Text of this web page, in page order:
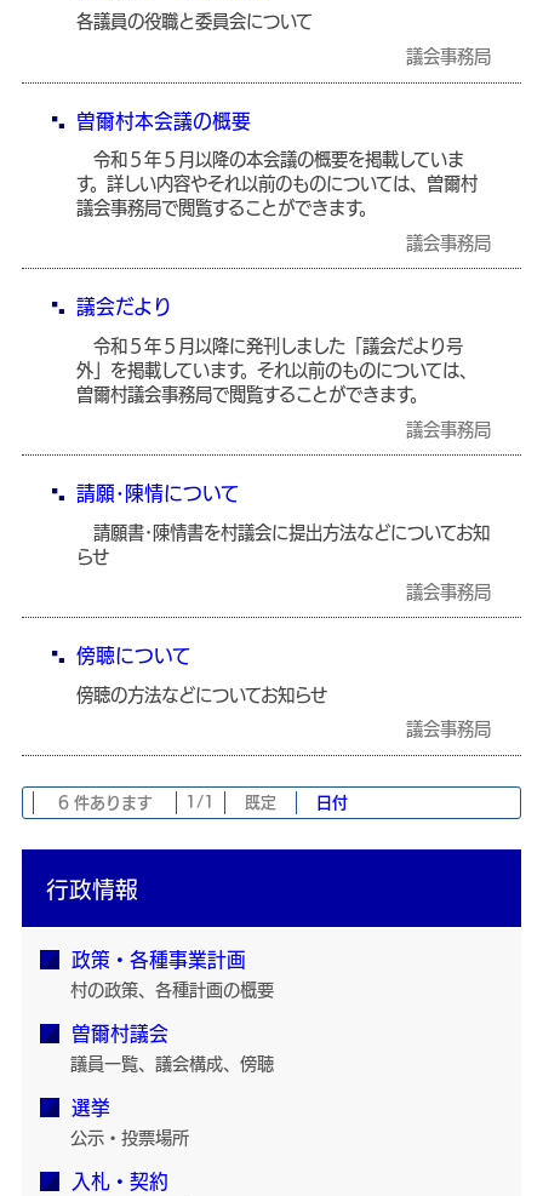
各議員の役職と委員会について
議会事務局
曽爾村本会議の概要
令和５年５月以降の本会議の概要を掲載していま
す。詳しい内容やそれ以前のものについては、曽爾村
議会事務局で閲覧することができます。
議会事務局
議会だより
令和５年５月以降に発刊しました「議会だより号
外」を掲載しています。それ以前のものについては、
曽爾村議会事務局で閲覧することができます。
議会事務局
請願･陳情について
請願書･陳情書を村議会に提出方法などについてお知
らせ
議会事務局
傍聴について
傍聴の方法などについてお知らせ
議会事務局
6 件あります 1/1 既定 日付
行政情報
政策・各種事業計画
村の政策、各種計画の概要
曽爾村議会
議員一覧、議会構成、傍聴
選挙
公示・投票場所
入札・契約